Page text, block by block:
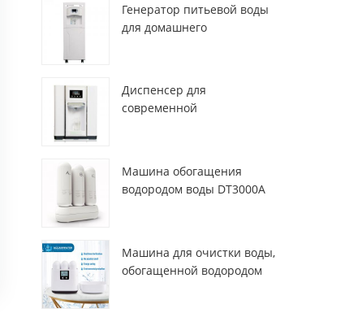
Генератор питьевой воды
для домашнего
Диспенсер для
современной
Машина обогащения
водородом воды DT3000A
Машина для очистки воды,
обогащенной водородом